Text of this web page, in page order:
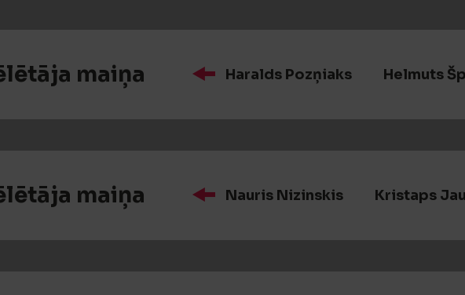
maiņa Haralds Pozņiaks Helmuts
maiņa Nauris Nizinskis Kristaps